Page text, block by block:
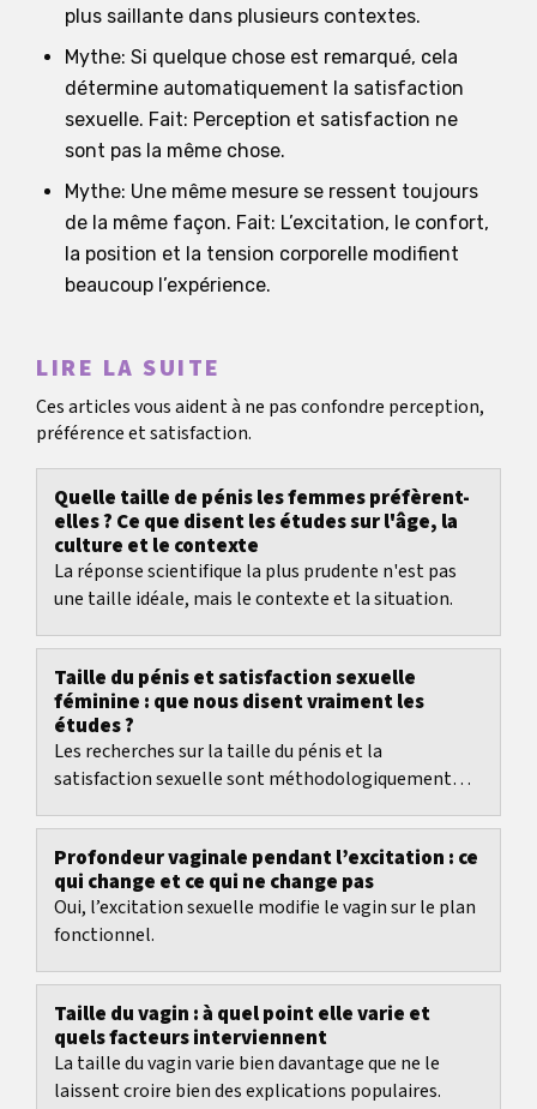
plus saillante dans plusieurs contextes.
Mythe: Si quelque chose est remarqué, cela
détermine automatiquement la satisfaction
sexuelle. Fait: Perception et satisfaction ne
sont pas la même chose.
Mythe: Une même mesure se ressent toujours
de la même façon. Fait: L’excitation, le confort,
la position et la tension corporelle modifient
beaucoup l’expérience.
LIRE LA SUITE
Ces articles vous aident à ne pas confondre perception,
préférence et satisfaction.
Quelle taille de pénis les femmes préfèrent-
elles ? Ce que disent les études sur l'âge, la
culture et le contexte
La réponse scientifique la plus prudente n'est pas
une taille idéale, mais le contexte et la situation.
Taille du pénis et satisfaction sexuelle
féminine : que nous disent vraiment les
études ?
Les recherches sur la taille du pénis et la
satisfaction sexuelle sont méthodologiquement
débats.
Profondeur vaginale pendant l’excitation : ce
qui change et ce qui ne change pas
Oui, l’excitation sexuelle modifie le vagin sur le plan
fonctionnel.
Taille du vagin : à quel point elle varie et
quels facteurs interviennent
La taille du vagin varie bien davantage que ne le
laissent croire bien des explications populaires.